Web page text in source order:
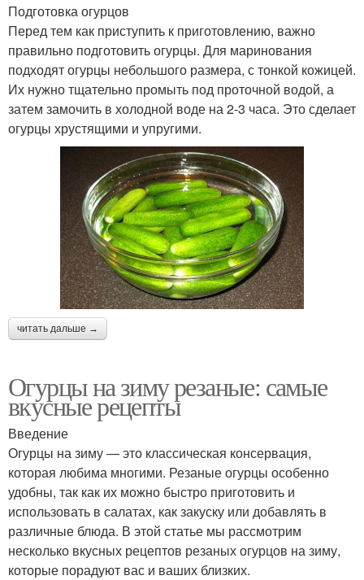
Подготовка огурцов
Перед тем как приступить к приготовлению, важно
правильно подготовить огурцы. Для маринования
подходят огурцы небольшого размера, с тонкой кожицей.
Их нужно тщательно промыть под проточной водой, а
затем замочить в холодной воде на 2-3 часа. Это сделает
огурцы хрустящими и упругими.
читать дальше →
Огурцы на зиму резаные: самые
вкусные рецепты
Введение
Огурцы на зиму — это классическая консервация,
которая любима многими. Резаные огурцы особенно
удобны, так как их можно быстро приготовить и
использовать в салатах, как закуску или добавлять в
различные блюда. В этой статье мы рассмотрим
несколько вкусных рецептов резаных огурцов на зиму,
которые порадуют вас и ваших близких.